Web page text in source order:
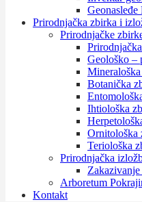
Geonasleđe
Prirodnjačka zbirka i
Prirodnjačke
Geološko –
Botanička
Ihtiološka
Ornitološka
Teriološka
Prirodnjačka
Zakazivanje
Arboretum
Kontakt